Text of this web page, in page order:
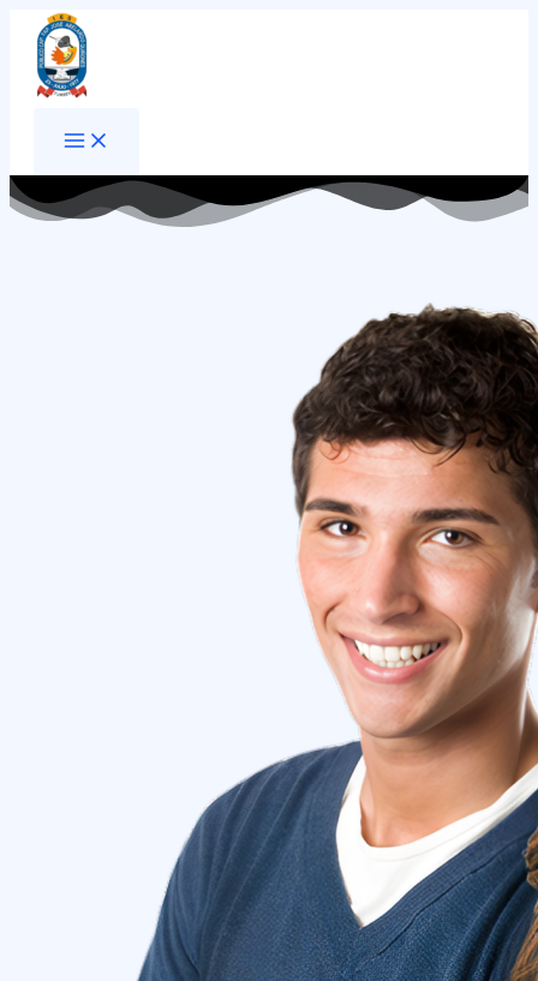
contenido